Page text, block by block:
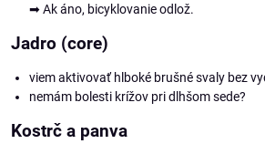
➡ Ak áno, bicyklovanie odlož.
Jadro (core)
viem aktivovať hlboké brušné svaly bez
nemám bolesti krížov pri dlhšom sede?
Kostrč a panva